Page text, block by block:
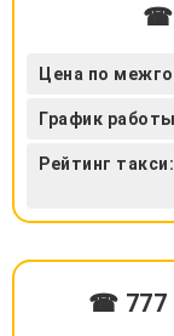
☎
Цена по
График
Рейтинг такси:
☎ 777